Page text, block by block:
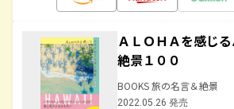
ＡＬＯＨＡを感じ
絶景１００
BOOKS 旅の名言＆絶景
2022.05.26 発売